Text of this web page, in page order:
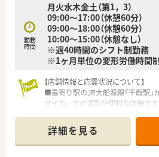
勤務
時間
月火水木金土（第1，3）
09:00～17:00（休憩60分）
09:00～18:00（休憩60分）
10:00～15:00（休憩なし）
※週40時間のシフト制勤務
※1ヶ月単位の変形労働時間
【店舗情報と応需状況について】
■最寄り駅のJR大船渡線「千厩駅」
マイカーでの通勤が便利な店舗です。
日約70枚の処方箋を応需しています
■薬剤師は常勤3名、医療事務は4名
の業務負担が少なく、協力し合える
詳細を見る